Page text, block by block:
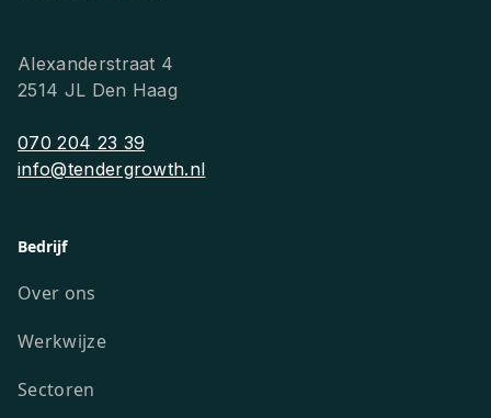
Alexanderstraat 4
2514 JL Den Haag
070 204 23 39
info@tendergrowth.nl
Bedrijf
Over ons
Werkwijze
Sectoren